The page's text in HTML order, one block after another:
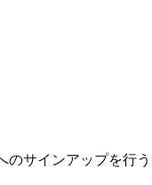
のサインアップを行